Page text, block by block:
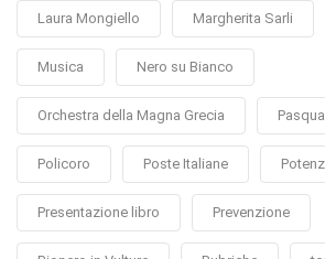
Laura Mongiello Margherita Sarli
Musica Nero su Bianco
Orchestra della Magna Grecia
Policoro Poste Italiane
Presentazione libro Prevenzione